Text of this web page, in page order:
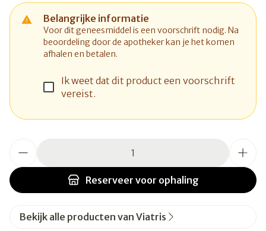
Belangrijke informatie
Voor dit geneesmiddel is een voorschrift nodig. Na
beoordeling door de apotheker kan je het komen
afhalen en betalen.
Ik weet dat dit product een voorschrift
vereist.
Reserveer voor ophaling
Bekijk alle producten van Viatris